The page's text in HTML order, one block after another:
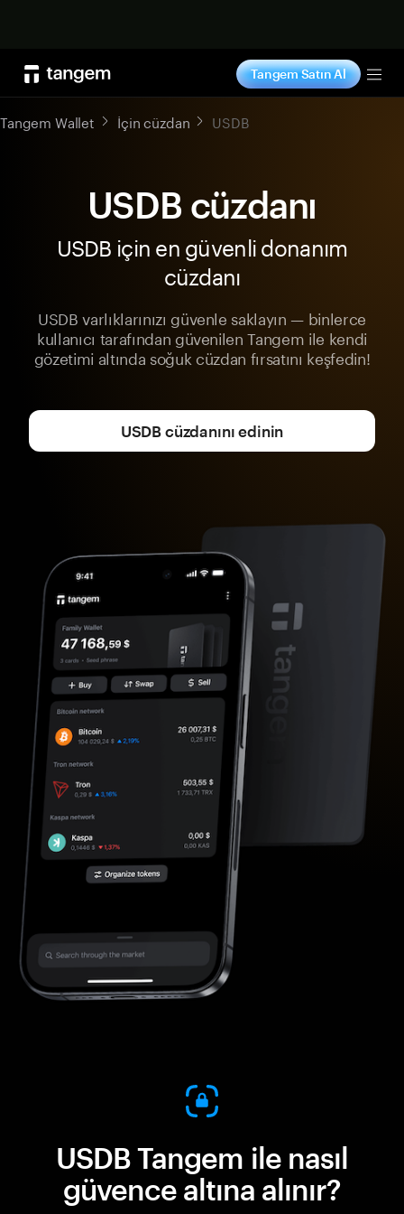
Tangem Satın Al
Tangem Wallet İçin cüzdan USDB
USDB cüzdanı
USDB için en güvenli donanım
cüzdanı
USDB varlıklarınızı güvenle saklayın — binlerce
kullanıcı tarafından güvenilen Tangem ile kendi
gözetimi altında soğuk cüzdan fırsatını keşfedin!
USDB cüzdanını edinin
USDB Tangem ile nasıl
güvence altına alınır?